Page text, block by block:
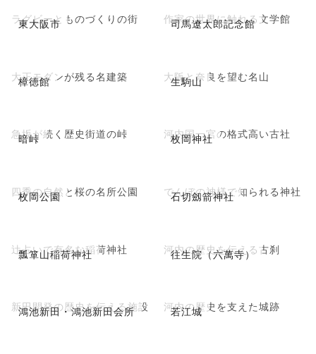
東大阪市
ラグビーとものづくりの街 司馬遼太郎記念館
作家の世界に触れる文学館
樟徳館
大正モダンが残る名建築 生駒山
大阪と奈良を望む名山
暗峠
急坂が続く歴史街道の峠 枚岡神社
河内国一宮の格式高い古社
枚岡公園
四季の自然と桜の名所公園 石切劔箭神社
でんぼの神様で知られる神社
瓢箪山稲荷神社
辻占いで有名な稲荷神社 往生院（六萬寺）
河内の歴史を伝える古刹
鴻池新田・鴻池新田会所
新田開発の歴史を伝える施設 若江城
河内の歴史を支えた城跡